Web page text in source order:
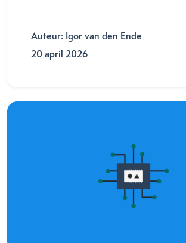
Auteur: Igor van den Ende
20 april 2026